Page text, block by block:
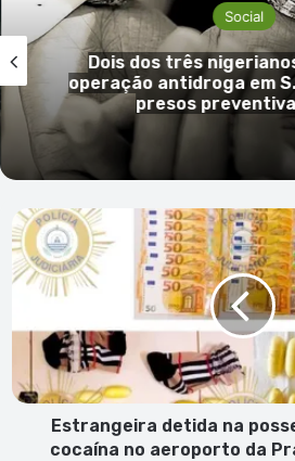
Mulher de
por tráfico
Estrangeira
detida
na
posse
cápsulas
cocaína
no
aeroportoEstrangeira detida na
cocaína no aeroporto da